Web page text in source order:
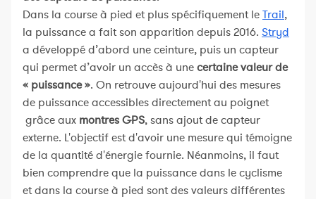
Dans la course à pied et plus spécifiquement leTrail,
la puissance a fait son apparition depuis 2016. Stryd
a développé d’abord une ceinture, puis un capteur
qui permet d’avoir un accès à unecertaine valeur de
« puissance ». On retrouve aujourd'hui des mesures
de puissance accessibles directement au poignet
grâce aux montres GPS, sans ajout de capteur
externe. L'objectif est d'avoir une mesure qui témoigne
de la quantité d'énergie fournie. Néanmoins, il faut
bien comprendre que la puissance dans le cyclisme
et dans la course à pied sont des valeurs différentes